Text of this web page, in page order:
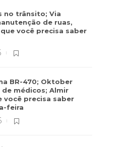
no trânsito; Via
de ruas,
você precisa saber
BR-470; Oktober
médicos; Almir
você precisa saber
feira